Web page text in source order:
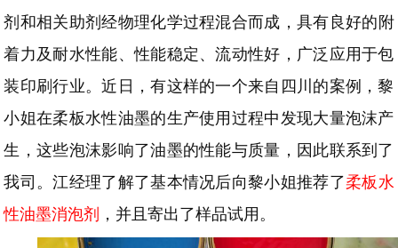
剂和相关助剂经物理化学过程混合而成 ，具有良好的附
着力及耐水性能、性能稳定、流动性好，广泛应用于包
装印刷行业。近日，有这样的一个来自四川的案例，黎
小姐在柔板水性油墨的生产使用过程中发现大量泡沫产
生，这些泡沫影响了油墨的性能与质量，因此联系到了
我司。江经理了解了基本情况后向黎小姐推荐了柔板水
性油墨消泡剂 ，并且寄出了样品试用。